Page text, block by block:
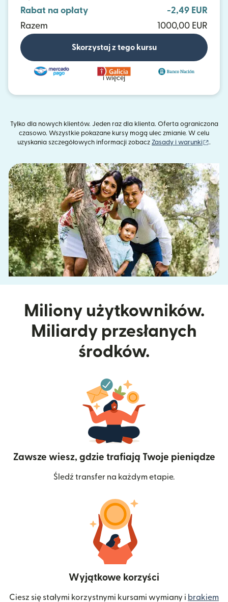
Rabat na opłaty
-2,49 EUR
Razem
1000,00 EUR
Skorzystaj z tego kursu
i więcej
Tylko dla nowych klientów. Jeden raz dla klienta. Oferta ograniczona
czasowo. Wszystkie pokazane kursy mogą ulec zmianie. W celu
uzyskania szczegółowych informacji zobacz Zasady i warunki .
Miliony użytkowników.
Miliardy przesłanych
środków.
Zawsze wiesz, gdzie trafiają Twoje pieniądze
Śledź transfer na każdym etapie.
Wyjątkowe korzyści
Ciesz się stałymi korzystnymi kursami wymiany i brakiem